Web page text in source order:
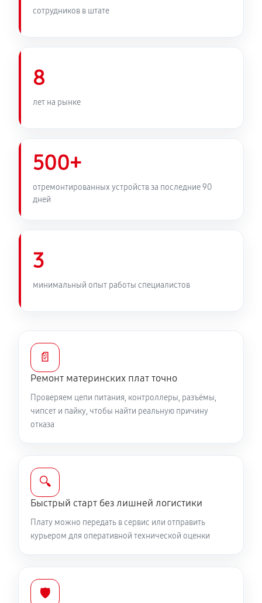
сотрудников в штате
8
лет на рынке
500+
отремонтированных устройств за последние 90
дней
3
минимальный опыт работы специалистов
📄
Ремонт материнских плат точно
Проверяем цепи питания, контроллеры, разъёмы,
чипсет и пайку, чтобы найти реальную причину
отказа
🔍
Быстрый старт без лишней логистики
Плату можно передать в сервис или отправить
курьером для оперативной технической оценки
🛡️